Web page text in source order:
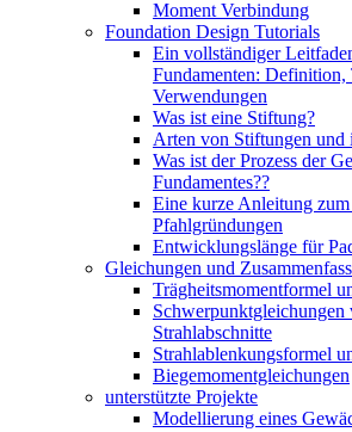
Moment Verbindung
Foundation Design Tutorials
Ein vollständiger
Fundamenten: Definition,
Verwendungen
Was ist eine Stiftung?
Arten von Stiftungen und
Was ist der Prozess der
Fundamentes??
Eine kurze Anleitung
Pfahlgründungen
Entwicklungslänge für
Gleichungen und
Trägheitsmomentformel
Schwerpunktgleichungen
Strahlabschnitte
Strahlablenkungsformel
Biegemomentgleichungen
unterstützte Projekte
Modellierung eines